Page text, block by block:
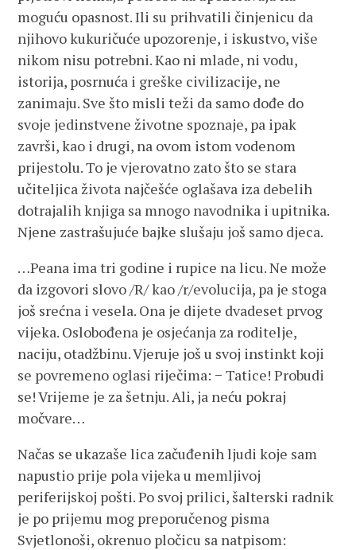
moguću opasnost. Ili su prihvatili činjenicu da
njihovo kukuričuće upozorenje, i iskustvo, više
nikom nisu potrebni. Kao ni mlade, ni vodu,
istorija, posrnuća i greške civilizacije, ne
zanimaju. Sve što misli teži da samo dođe do
svoje jedinstvene životne spoznaje, pa ipak
završi, kao i drugi, na ovom istom vodenom
prijestolu. To je vjerovatno zato što se stara
učiteljica života najčešće oglašava iza debelih
dotrajalih knjiga sa mnogo navodnika i upitnika.
Njene zastrašujuće bajke slušaju još samo djeca.
…Peana ima tri godine i rupice na licu. Ne može
da izgovori slovo /R/ kao /r/evolucija, pa je stoga
još srećna i vesela. Ona je dijete dvadeset prvog
vijeka. Oslobođena je osjećanja za roditelje,
naciju, otadžbinu. Vjeruje još u svoj instinkt koji
se povremeno oglasi riječima: − Tatice! Probudi
se! Vrijeme je za šetnju. Ali, ja neću pokraj
močvare…
Načas se ukazaše lica začuđenih ljudi koje sam
napustio prije pola vijeka u memljivoj
periferijskoj pošti. Po svoj prilici, šalterski radnik
je po prijemu mog preporučenog pisma
Svjetlonoši, okrenuo pločicu sa natpisom: